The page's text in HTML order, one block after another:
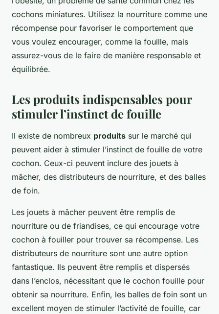
cochons miniatures. Utilisez la nourriture comme une
récompense pour favoriser le comportement que
vous voulez encourager, comme la fouille, mais
assurez-vous de le faire de manière responsable et
équilibrée.
Les produits indispensables pour
stimuler l’instinct de fouille
Il existe de nombreux produits sur le marché qui
peuvent aider à stimuler l’instinct de fouille de votre
cochon. Ceux-ci peuvent inclure des jouets à
mâcher, des distributeurs de nourriture, et des balles
de foin.
Les jouets à mâcher peuvent être remplis de
nourriture ou de friandises, ce qui encourage votre
cochon à fouiller pour trouver sa récompense. Les
distributeurs de nourriture sont une autre option
fantastique. Ils peuvent être remplis et dispersés
dans l’enclos, nécessitant que le cochon fouille pour
obtenir sa nourriture. Enfin, les balles de foin sont un
excellent moyen de stimuler l’activité de fouille, car